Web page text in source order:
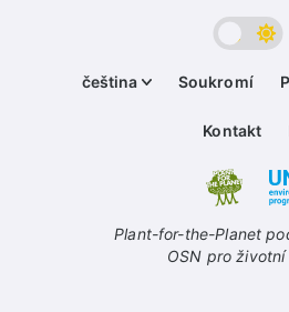
čeština Soukromí
Kontakt
Plant-for-the-Planet
OSN pro